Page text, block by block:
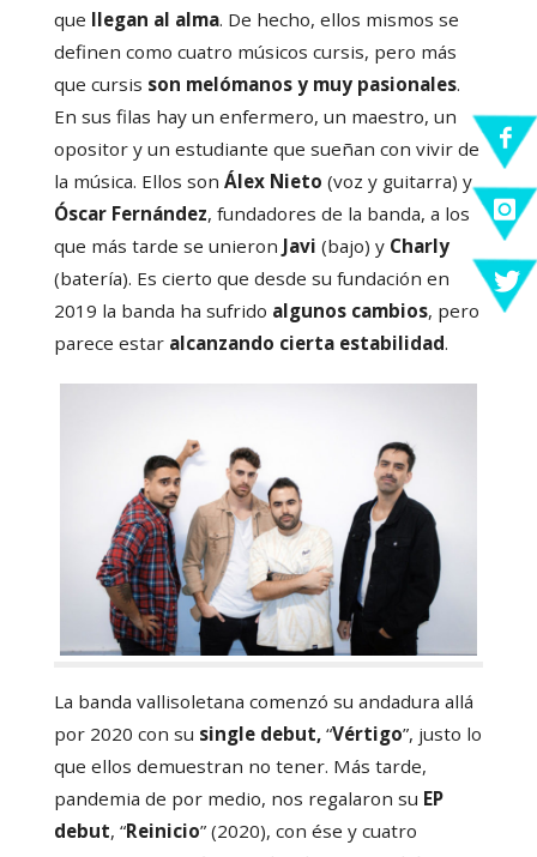
que llegan al alma. De hecho, ellos mismos se
definen como cuatro músicos cursis, pero más
que cursis son melómanos y muy pasionales.
En sus filas hay un enfermero, un maestro, un
opositor y un estudiante que sueñan con vivir de
la música. Ellos son Álex Nieto (voz y guitarra) y
Óscar Fernández, fundadores de la banda, a los
que más tarde se unieron Javi (bajo) y Charly
(batería). Es cierto que desde su fundación en
2019 la banda ha sufrido algunos cambios, pero
parece estar alcanzando cierta estabilidad.
La banda vallisoletana comenzó su andadura allá
por 2020 con su single debut,“Vértigo”, justo lo
que ellos demuestran no tener. Más tarde,
pandemia de por medio, nos regalaron su EP
debut, “Reinicio” (2020), con ése y cuatro